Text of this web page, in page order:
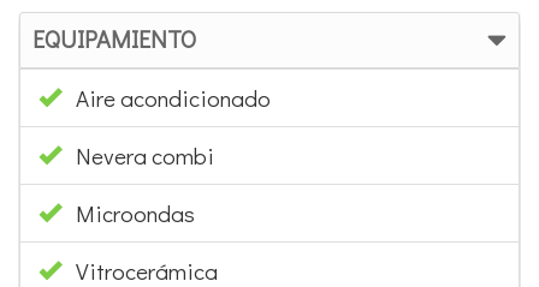
EQUIPAMIENTO
Aire acondicionado
Nevera combi
Microondas
Vitrocerámica